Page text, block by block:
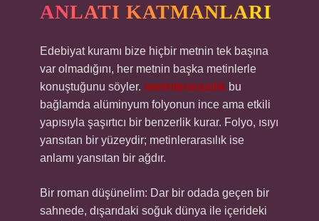
ANLATI KATMANLARI
Edebiyat kuramı bize hiçbir metnin tek başına
var olmadığını, her metnin başka metinlerle
konuştuğunu söyler. metinlerarasılık bu
bağlamda alüminyum folyonun ince ama etkili
yapısıyla şaşırtıcı bir benzerlik kurar. Folyo, ısıyı
yansıtan bir yüzeydir; metinlerarasılık ise
anlamı yansıtan bir ağdır.
Bir roman düşünelim: Dar bir odada geçen bir
sahnede, dışarıdaki soğuk dünya ile içerideki